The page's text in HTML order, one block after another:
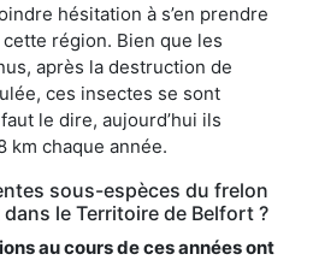
hésitation à s’en prendre
région. Bien que les
après la destruction de
ces insectes se sont
le dire, aujourd’hui ils
km chaque année.
sous-espèces du frelon
le Territoire de Belfort ?
au cours de ces années ont